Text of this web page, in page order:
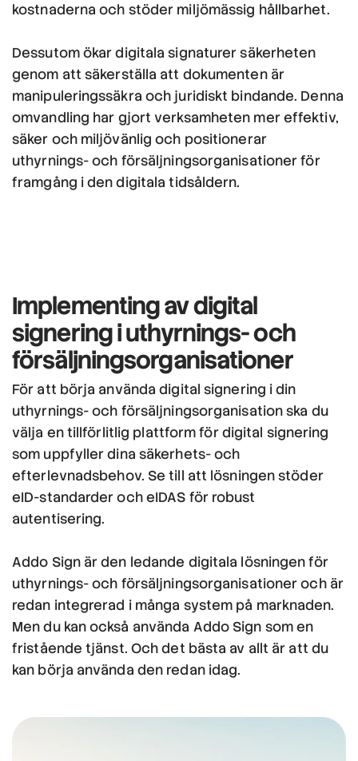
kostnaderna och stöder miljömässig hållbarhet.
Dessutom ökar digitala signaturer säkerheten
genom att säkerställa att dokumenten är
manipuleringssäkra och juridiskt bindande. Denna
omvandling har gjort verksamheten mer effektiv,
säker och miljövänlig och positionerar
uthyrnings- och försäljningsorganisationer för
framgång i den digitala tidsåldern.
Implementing av digital
signeringi uthyrnings- och
försäljningsorganisationer
För att börja använda digital signering i din
uthyrnings- och försäljningsorganisation ska du
välja en tillförlitlig plattform för digital signering
som uppfyller dina säkerhets- och
efterlevnadsbehov. Se till att lösningen stöder
eID-standarder och eIDAS för robust
autentisering.
Addo Sign är den ledande digitala lösningen för
uthyrnings- och försäljningsorganisationer och är
redan integrerad i många system på marknaden.
Men du kan också använda Addo Sign som en
fristående tjänst. Och det bästa av allt är att du
kan börja använda den redan idag.